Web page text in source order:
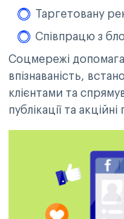
Таргетовану
Співпрацю з
Соцмережі
впізнаваність,
клієнтами та
публікації та